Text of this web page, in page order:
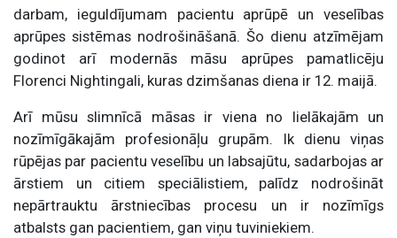
darbam, ieguldījumam pacientu aprūpē un veselības
aprūpes sistēmas nodrošināšanā. Šo dienu atzīmējam
godinot arī modernās māsu aprūpes pamatlicēju
Florenci Nightingali, kuras dzimšanas diena ir 12. maijā.
Arī mūsu slimnīcā māsas ir viena no lielākajām un
nozīmīgākajām profesionāļu grupām. Ik dienu viņas
rūpējas par pacientu veselību un labsajūtu, sadarbojas ar
ārstiem un citiem speciālistiem, palīdz nodrošināt
nepārtrauktu ārstniecības procesu un ir nozīmīgs
atbalsts gan pacientiem, gan viņu tuviniekiem.